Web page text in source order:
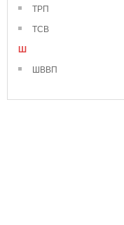
ТРП
ТСВ
Ш
ШВВП